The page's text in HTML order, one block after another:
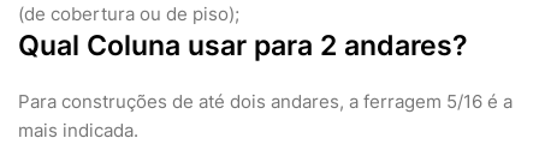
(de cobertura ou de piso);
Qual Coluna usar para 2 andares?
Para construções de até dois andares, a ferragem 5/16 é a
mais indicada.